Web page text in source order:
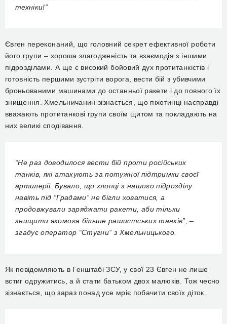
техніки!”
Євген переконаний, що головний секрет ефективної роботи
його групи – хороша злагодженість та взаємодія з іншими
підрозділами. А ще є високий бойовий дух протитанкістів і
готовність першими зустріти ворога, вести бій з убивчими
броньованими машинами до останньої ракети і до повного їх
знищення. Хмельничанин зізнається, що піхотинці насправді
вважають протитанкові групи своїм щитом та покладають на
них великі сподівання.
“Не раз доводилося вести бій проти російських
танків, які атакують за потужної підтримки своєї
артилерії. Бувало, що хлопці з нашого підрозділу
навіть під “Градами” не бігли ховатися, а
продовжували заряджати ракети, аби тільки
знищити якомога більше рашистських танків”, –
згадує оператор “Стугни” з Хмельницького.
Як повідомляють в Генштабі ЗСУ, у свої 23 Євген не лише
встиг одружитись, а й стати батьком двох малюків. Тож чесно
зізнається, що зараз понад усе мріє побачити своїх діток.